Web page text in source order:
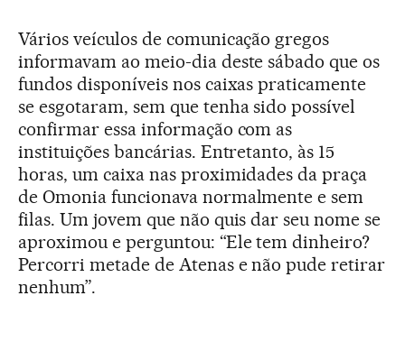
Vários veículos de comunicação gregos
informavam ao meio-dia deste sábado que os
fundos disponíveis nos caixas praticamente
se esgotaram, sem que tenha sido possível
confirmar essa informação com as
instituições bancárias. Entretanto, às 15
horas, um caixa nas proximidades da praça
de Omonia funcionava normalmente e sem
filas. Um jovem que não quis dar seu nome se
aproximou e perguntou: “Ele tem dinheiro?
Percorri metade de Atenas e não pude retirar
nenhum”.